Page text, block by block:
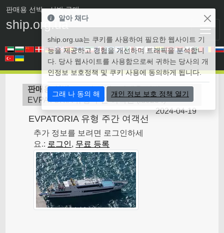
판매용 선박• 선박 구매
ship.org.ua
판매용 선박>모터 선박 - 판매용 선박>
EVPATORIA 유형 주간 여객선(id9234)
2024-04-19
EVPATORIA 유형 주간 여객선
추가 정보를 보려면 로그인하세
요.: 로그인, 무료 등록
알아 채다
ship.org.ua는 쿠키를 사용하여 필요한 웹사이트 기
능을 제공하고 경험을 개선하며 트래픽을 분석합니
다. 당사 웹사이트를 사용함으로써 귀하는 당사의 개
인정보 보호정책 및 쿠키 사용에 동의하게 됩니다.
그래 나 동의 해 개인 정보 보호 정책 열기